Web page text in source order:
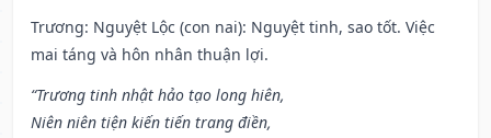
Trương: Nguyệt Lộc (con nai): Nguyệt tinh, sao tốt. Việc
mai táng và hôn nhân thuận lợi.
“Trương tinh nhật hảo tạo long hiên,
Niên niên tiện kiến tiến trang điền,